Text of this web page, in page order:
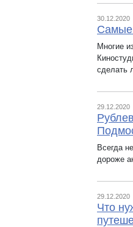
30.12.2020
Самые
Многие
сделать
29.12.2020
Всегда
дороже
29.12.2020
Что